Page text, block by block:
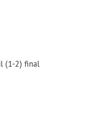
(1-2) final